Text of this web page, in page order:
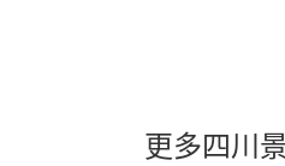
更多四川